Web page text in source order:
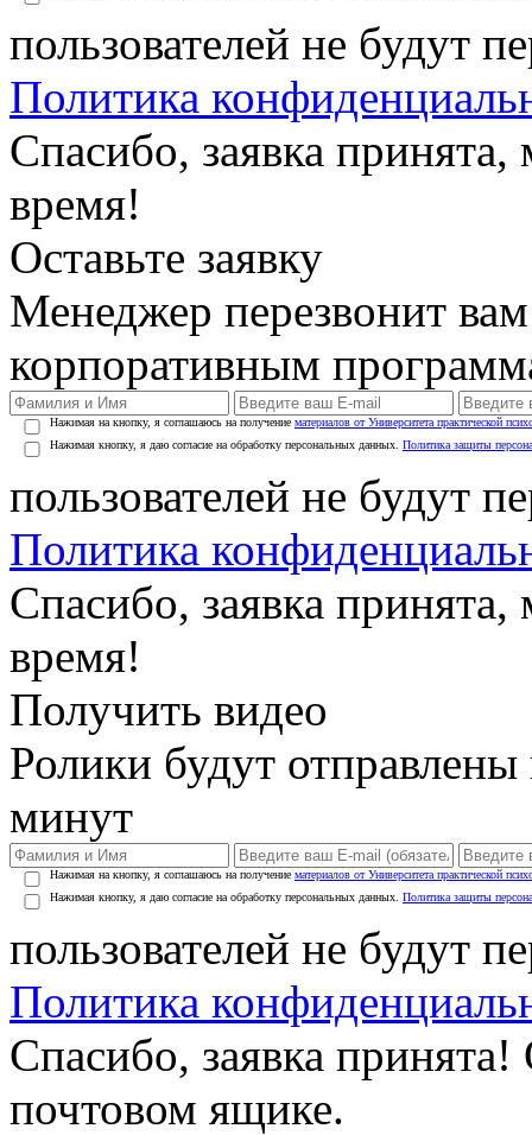
пользователей не будут
Политика
Спасибо, заявка
время!
Оставьте заявку
Менеджер перезвонит
корпоративным
Нажимая на кнопку, я соглашаюсь на получение материалов от Университета практической
Нажимая кнопку, я даю согласие на обработку персональных данных. Политика защиты
пользователей не будут
Политика
Спасибо, заявка
время!
Получить видео
Ролики будут
минут
Нажимая на кнопку, я соглашаюсь на получение материалов от Университета практической
Нажимая кнопку, я даю согласие на обработку персональных данных. Политика защиты
пользователей не будут
Политика
Спасибо, заявка
почтовом ящике.